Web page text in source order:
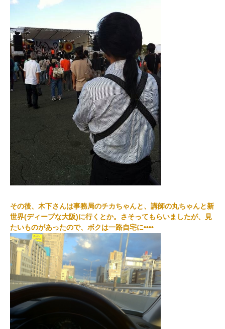
その後、木下さんは事務局のチカちゃんと、講師の丸ちゃんと新
世界(ディープな大阪)に行くとか。さそってもらいましたが、見
たいものがあったので、ボクは一路自宅に••••